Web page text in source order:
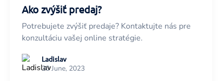
Ako zvýšiť predaj?
Potrebujete zvýšiť predaje? Kontaktujte nás pre
konzultáciu vašej online stratégie.
Ladislav
30 June, 2023